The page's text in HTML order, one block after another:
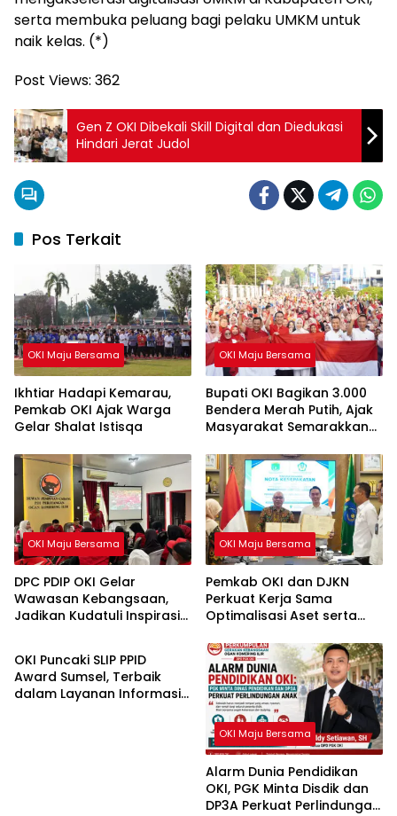
serta membuka peluang bagi pelaku UMKM untuk
naik kelas. (*)
Post Views: 362
Gen Z OKI Dibekali Skill Digital dan Diedukasi
Hindari Jerat Judol
Pos Terkait
OKI Maju Bersama
Ikhtiar Hadapi Kemarau,
Pemkab OKI Ajak Warga
Gelar Shalat Istisqa
OKI Maju Bersama
Bupati OKI Bagikan 3.000
Bendera Merah Putih, Ajak
Masyarakat Semarakkan
OKI Maju Bersama
DPC PDIP OKI Gelar
Wawasan Kebangsaan,
Jadikan Kudatuli Inspirasi
OKI Maju Bersama
Pemkab OKI dan DJKN
Perkuat Kerja Sama
Optimalisasi Aset serta
OKI Maju Bersama
OKI Puncaki SLIP PPID
Award Sumsel, Terbaik
dalam Layanan Informasi
OKI Maju Bersama
Alarm Dunia Pendidikan
OKI, PGK Minta Disdik dan
DP3A Perkuat Perlindungan